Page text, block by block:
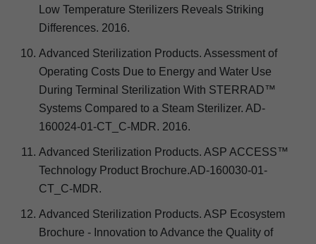
Low Temperature Sterilizers Reveals Striking
Differences. 2016.
Advanced Sterilization Products. Assessment of
Operating Costs Due to Energy and Water Use
During Terminal Sterilization With STERRAD™
Systems Compared to a Steam Sterilizer. AD-
160024-01-CT_C-MDR. 2016.
Advanced Sterilization Products. ASP ACCESS™
Technology Product Brochure.AD-160030-01-
CT_C-MDR.
Advanced Sterilization Products. ASP Ecosystem
Brochure - Innovation to Advance the Quality of